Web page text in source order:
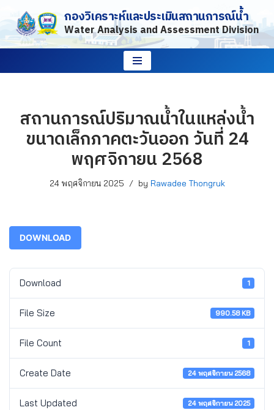
Skip
to
กองวิเคราะห์และประเมินสถานการณ์น้ำ
Water Analysis and Assessment Division
สถานการณ์ปริมาณน้ำในแหล่งน้ำ
ขนาดเล็กภาคตะวันออก วันที่ 24
พฤศจิกายน 2568
24 พฤศจิกายน 2025 by Rawadee Thongruk
DOWNLOAD
Download 1
File Size 990.58 KB
File Count 1
Create Date 24 พฤศจิกายน 2568
Last Updated 24 พฤศจิกายน 2025